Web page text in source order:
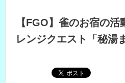
【FGO】雀のお宿の
レンジクエスト「秘湯